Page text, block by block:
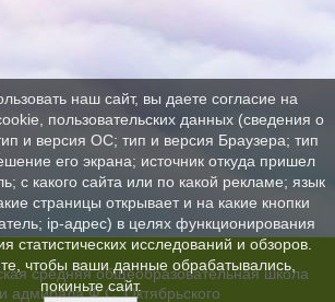
средняя общеобразовательная школа
адмирала Ф.С. Октябрьского
наш сайт, вы даете согласие на
пользовательских данных (сведения о
и версия ОС; тип и версия Браузера; тип
его экрана; источник откуда пришел
с какого сайта или по какой рекламе; язык
страницы открывает и на какие кнопки
ip-адрес) в целях функционирования
статистических исследований и обзоров.
чтобы ваши данные обрабатывались,
покиньте сайт.